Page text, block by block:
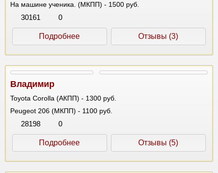
На машине ученика. (МКПП) - 1500 руб.
30161 0
Подробнее Отзывы (3)
Владимир
Toyota Corolla (АКПП) - 1300 руб.
Peugeot 206 (МКПП) - 1100 руб.
28198 0
Подробнее Отзывы (5)